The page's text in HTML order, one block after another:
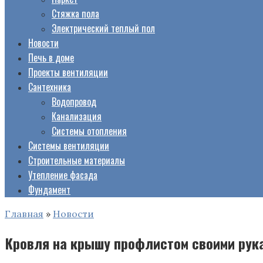
Стяжка пола
Электрический теплый пол
Новости
Печь в доме
Проекты вентиляции
Сантехника
Водопровод
Канализация
Системы отопления
Системы вентиляции
Строительные материалы
Утепление фасада
Фундамент
Главная » Новости
Кровля на крышу профлистом своими